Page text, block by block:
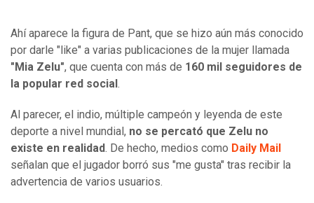
Ahí aparece la figura de Pant, que se hizo aún más conocido
por darle "like" a varias publicaciones de la mujer llamada
"Mia Zelu", que cuenta con más de 160 mil seguidores de
la popular red social .
Al parecer, el indio, múltiple campeón y leyenda de este
deporte a nivel mundial, no se percató que Zelu no
existe en realidad. De hecho, medios como Daily Mail
señalan que el jugador borró sus "me gusta" tras recibir la
advertencia de varios usuarios.